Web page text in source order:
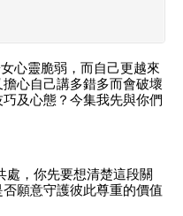
心靈脆弱，而自己更越來
心自己講多錯多而會破壞
及心態？今集我先與你們
處，你先要想清楚這段關
願意守護彼此尊重的價值